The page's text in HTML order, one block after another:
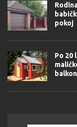
pokoj
Po 20
balkon